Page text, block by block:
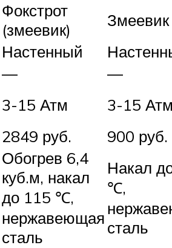
Фокстрот
(змеевик)
Змеевик
Настенный
—
—
3-15 Атм
3-15
2849 руб. 900 руб.
Обогрев 6,4
куб.м, накал
до 115 ℃,
нержавеющая
сталь
Накал
℃,
сталь